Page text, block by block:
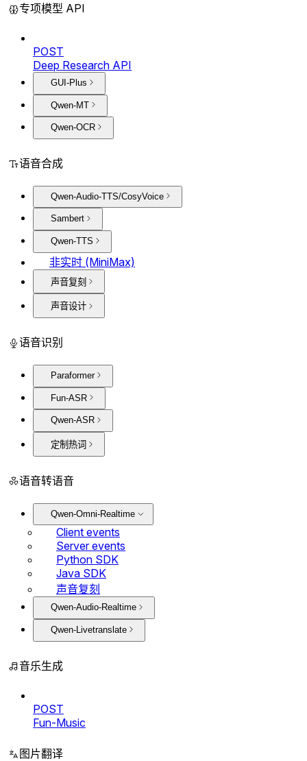
专项模型 API
POST
Deep Research API
GUI-Plus
Qwen-MT
Qwen-OCR
语音合成
Qwen-Audio-TTS/CosyVoice
Sambert
Qwen-TTS
非实时 (MiniMax)
声音复刻
声音设计
语音识别
Paraformer
Fun-ASR
Qwen-ASR
定制热词
语音转语音
Qwen-Omni-Realtime
Client events
Server events
Python SDK
Java SDK
声音复刻
Qwen-Audio-Realtime
Qwen-Livetranslate
音乐生成
POST
Fun-Music
图片翻译